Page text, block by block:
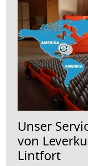
Unser
von
Lintfort